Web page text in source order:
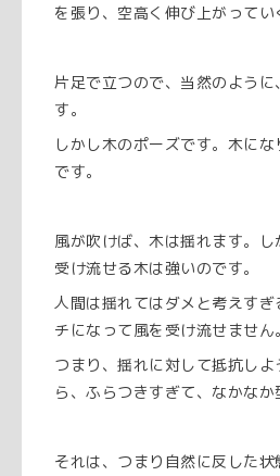
を張り、空高く伸び上がってい
片足で立つので、当然のよう
す。
しかし木のポーズです。木に
です。
風が吹けば、木は揺れます。
受け流せる木は強いのです。
人間は揺れてはダメと考えす
チになって風を受け流せません。
つまり、揺れに対して抵抗し
ら、ふらつきすぎて、なかなか
それは、つまり自然に反した